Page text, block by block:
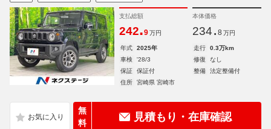
支払総額
242.9 万円
本体価格
234. 8 万円
年式 2025年 走行
0.3万km
車検
'28/3 修復
なし
保証
保証付 整備
法定整備付
住所
宮崎県 宮崎市
無
料
見積もり・在庫確認